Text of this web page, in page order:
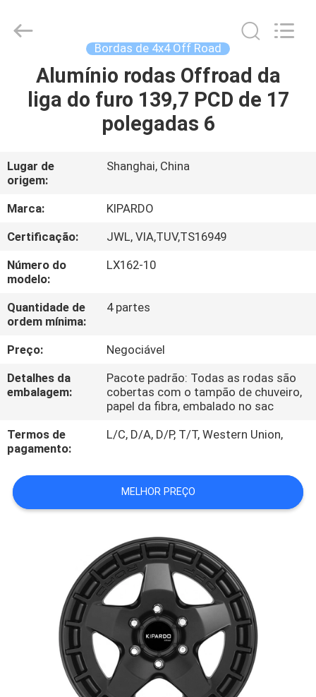
CASA
SOBRE
NÓS
EXCURSÃO
DA
FÁBRICA
CONTROLE
DA
QUALIDADE
CONTACTE-
NOS
PEÇA
UMAS
PRIVACY
Rimax
Industry
Bordas de 4x4 Off Road
Alumínio rodas Offroad da
liga do furo 139,7 PCD de 17
polegadas 6
Lugar de
origem:
Shanghai, China
Marca:
KIPARDO
Certificação:
JWL, VIA,TUV,TS16949
Número do
modelo:
LX162-10
Quantidade de
ordem mínima:
4 partes
Preço:
Negociável
Detalhes da
embalagem:
Pacote padrão: Todas as rodas são
cobertas com o tampão de chuveiro,
papel da fibra, embalado no sac
Termos de
pagamento:
L/C, D/A, D/P, T/T, Western Union,
MELHOR PREÇO